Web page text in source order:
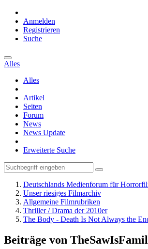
Anmelden
Registrieren
Suche
Alles
Alles
Artikel
Seiten
Forum
News
News Update
Erweiterte Suche
Deutschlands Medienforum für
Unser riesiges Filmarchiv
Allgemeine Filmrubriken
Thriller / Drama der 2010er
The Body - Death Is Not Always the
Beiträge von